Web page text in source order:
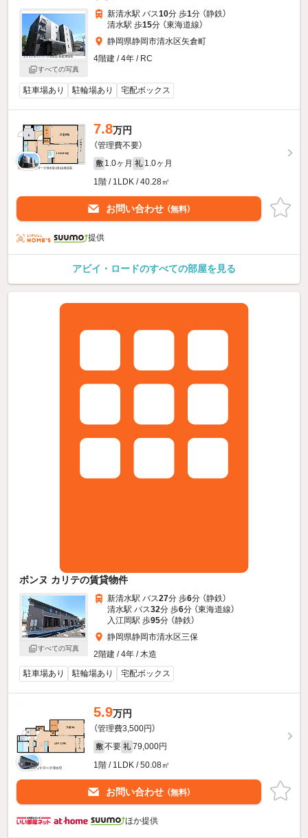
すべての写真
新清水駅 バス10分 歩1分 （静鉄）
清水駅 歩15分 （東海道線）
静岡県静岡市清水区矢倉町
4階建 / 4年 / RC
駐車場あり 駐輪場あり 宅配ボックス
7.8万円
（管理費不要）
敷 1.0ヶ月 礼 1.0ヶ月
1階 / 1LDK / 40.28㎡
お問い合わせ （無料）
提供
アビイ・ロードのすべての部屋を見る
ボンヌ カリテの賃貸物件
すべての写真
新清水駅 バス27分 歩6分 （静鉄）
清水駅 バス32分 歩6分 （東海道線）
入江岡駅 歩95分 （静鉄）
静岡県静岡市清水区三保
2階建 / 4年 / 木造
駐車場あり
駐輪場あり 宅配ボックス
5.9万円
（管理費3,500円）
敷 不要 礼 79,000円
1階 / 1LDK / 50.08㎡
お問い合わせ （無料）
ほか提供